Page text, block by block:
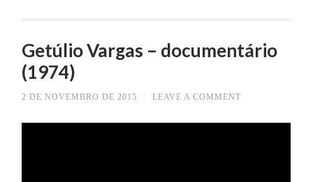
Getúlio Vargas – documentário
(1974)
2 DE NOVEMBRO DE 2015 LEAVE A COMMENT